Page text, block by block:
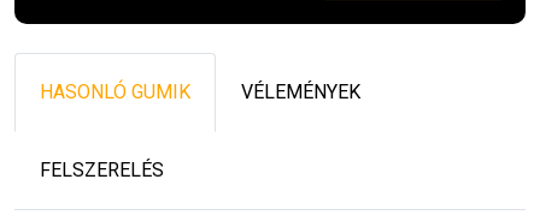
HASONLÓ GUMIK VÉLEMÉNYEK
FELSZERELÉS